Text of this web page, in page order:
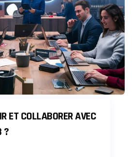
ET COLLABORER AVEC
?